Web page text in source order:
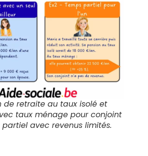
de retraite au taux isolé et
taux ménage pour conjoint
avec revenus limités.